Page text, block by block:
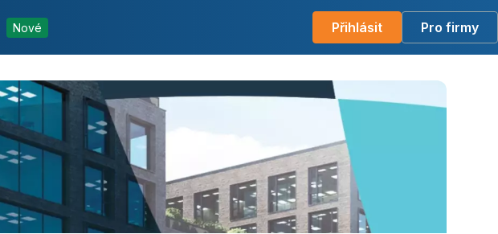
Nové Přihlásit Pro firmy